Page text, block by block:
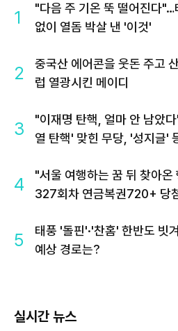
1
"다음 주 기온 뚝 떨어진다"…
없이 열돔 박살 낸 '이것'
2
중국산 에어콘을 웃돈 주고
럽 열광시킨 메이디
3
"이재명 탄핵, 얼마 안 남았
열 탄핵' 맞힌 무당, '성지글'
4
"서울 여행하는 꿈 뒤 찾아
327회차 연금복권720+ 당
5
태풍 '돌핀'·'찬홈' 한반도 빗
예상 경로는?
실시간 뉴스